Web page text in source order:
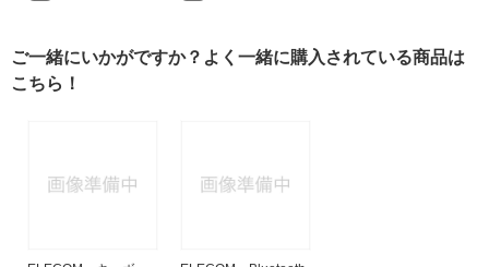
ご一緒にいかがですか？よく一緒に購入されている商品は
こちら！